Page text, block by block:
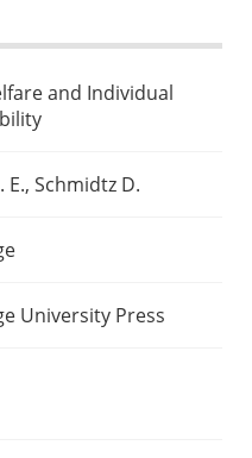
and Individual
E., Schmidtz D.
University Press